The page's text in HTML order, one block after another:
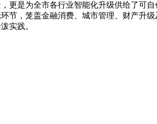
是为全市各行业智能化升级供给了可自
节，笼盖金融消费、城市管理、财产升
实践。